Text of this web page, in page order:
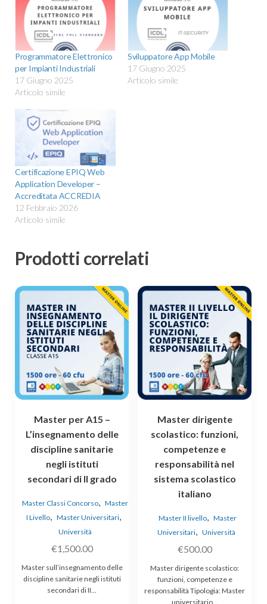
Programmatore Elettronico
per Impianti Industriali
17 Giugno 2025
Articolo simile
Sviluppatore App Mobile
17 Giugno 2025
Articolo simile
Certificazione EPIQ Web
Application Developer –
Accreditata ACCREDIA
12 Febbraio 2026
Articolo simile
Prodotti correlati
Master per A15 –
L’insegnamento delle
discipline sanitarie
negli istituti
secondari di II grado
Master Classi Concorso, Master
I Livello, Master Universitari,
Università
€1,500.00
Master sull’insegnamento delle
discipline sanitarie negli istituti
secondari di II…
Master dirigente
scolastico: funzioni,
competenze e
responsabilità nel
sistema scolastico
italiano
Master II livello, Master
Universitari, Università
€500.00
Master dirigente scolastico:
funzioni, competenze e
responsabilità Tipologia: Master
universitario…